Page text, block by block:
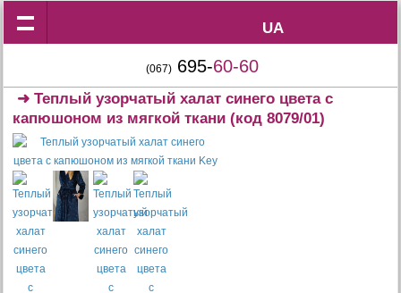
UA
UA
(067) 695-60-60
➜Теплый узорчатый халат синего цвета с
капюшоном из мягкой ткани (код 8079/01)